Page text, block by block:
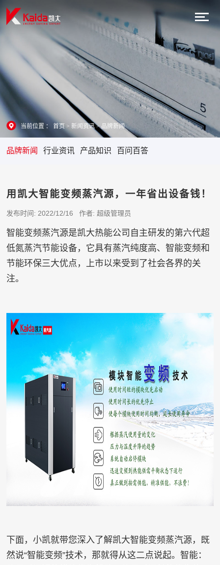
当前位置 ：首页>新闻资讯>品牌新闻
品牌新闻 行业资讯 产品知识 百问百答
用凯大智能变频蒸汽源，一年省出设备钱！
发布时间: 2022/12/16 作者: 超级管理员
智能变频蒸汽源是凯大热能公司自主研发的第六代超
低氮蒸汽节能设备，它具有蒸汽纯度高、智能变频和
节能环保三大优点，上市以来受到了社会各界的关
注。
下面，小凯就带您深入了解凯大智能变频蒸汽源，既
然说“智能变频”技术，那就得从这二点说起。智能：